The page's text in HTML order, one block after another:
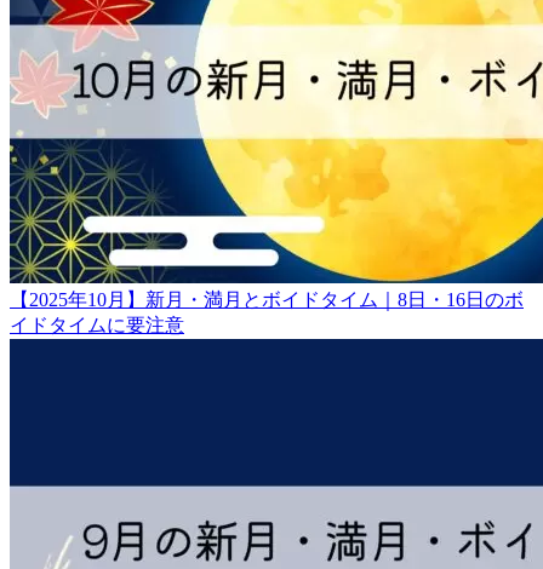
【2025年10月】新月・満月とボイドタイム｜8日・16日のボ
イドタイムに要注意